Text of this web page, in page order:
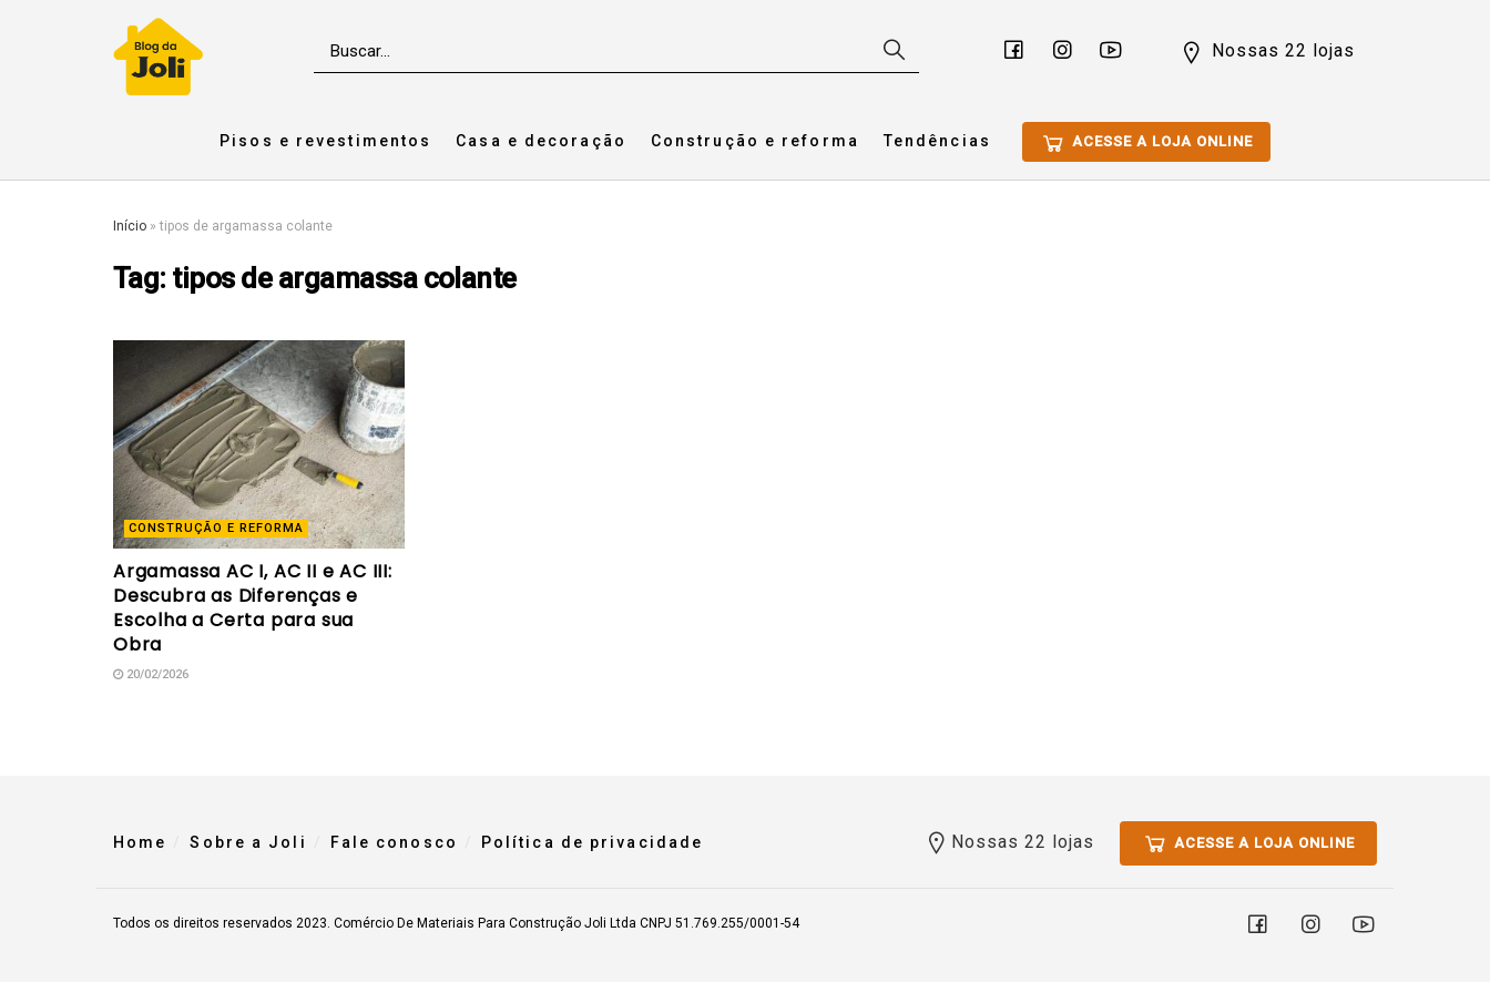
Nossas 22 lojas
Pisos e revestimentos Casa e decoração Construção e reforma Tendências ACESSE A LOJA ONLINE
Início »tipos de argamassa colante
Tag: tipos de argamassa colante
CONSTRUÇÃO E REFORMA
Argamassa AC I, AC II e AC III:
Descubra as Diferenças e
Escolha a Certa para sua
Obra
20/02/2026
Home Sobre a Joli Fale conosco Política de privacidade Nossas 22 lojas ACESSE A LOJA ONLINE
Todos os direitos reservados 2023. Comércio De Materiais Para Construção Joli Ltda CNPJ 51.769.255/0001-54